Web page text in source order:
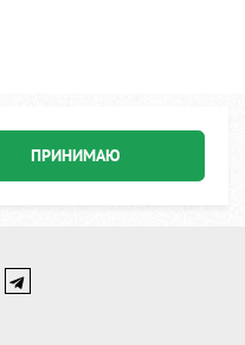
ПРИНИМАЮ